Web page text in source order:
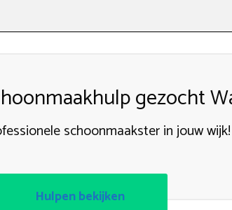
gezocht
schoonmaakster in jouw wijk!
Hulpen bekijken